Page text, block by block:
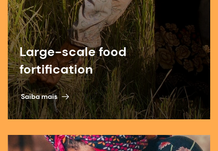
Large-scale food
fortification
Saiba mais